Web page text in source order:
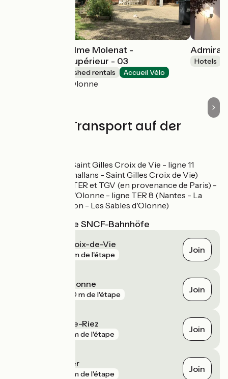
Appartement Mme Molenat -
Appartement supérieur - 03
Lodgings and furnished rentals Accueil Vélo
Les Sables-d'Olonne
Hotels
Züge und Transport auf der
Gare TER à Saint Gilles Croix de Vie - ligne 11
(Nantes - Challans - Saint Gilles Croix de Vie)
Gare SNCF TER et TGV (en provenance de Paris) -
Les Sables d'Olonne - ligne TER 8 (Nantes - La
Roche sur Yon - Les Sables d'Olonne)
Nächstgelegene SNCF-Bahnhöfe
Saint-Gilles-Croix-de-Vie
74 m de l'étape Join
Les Sables-d'Olonne
980 m de l'étape Join
Saint-Hilaire-de-Riez
2 km de l'étape Join
Olonne-sur-Mer
4 km de l'étape Join